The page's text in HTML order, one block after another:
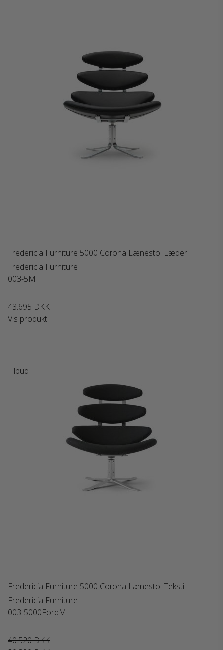
Fredericia Furniture 5000 Corona Lænestol Læder
Fredericia Furniture
003-5M
43.695 DKK
Vis produkt
Tilbud
Fredericia Furniture 5000 Corona Lænestol Tekstil
Fredericia Furniture
003-5000FordM
40.520 DKK